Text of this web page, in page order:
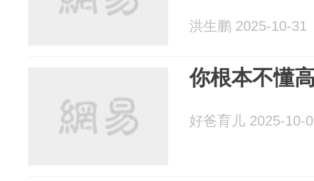
洪生鹏 2025-10-31
你根本不懂
好爸育儿 2025-10-